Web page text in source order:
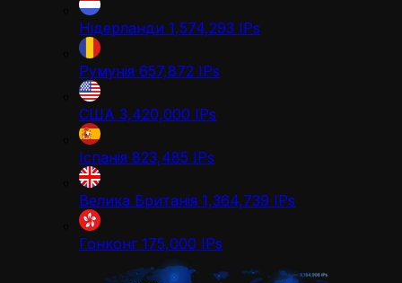
Нідерланди 1,574,293 IPs
Румунія 657,872 IPs
США 3,420,000 IPs
Іспанія 823,485 IPs
Велика Британія 1,364,739 IPs
Гонконг 175,000 IPs